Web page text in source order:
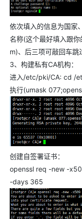
依次填入的信息为国家
名称(这个最好填入跟
m)、后三项可敲回车跳
3、构建私有CA机构：
进入/etc/pki/CA: cd /
执行(umask
创建自签署证书：
openssl req -new -
-days 365